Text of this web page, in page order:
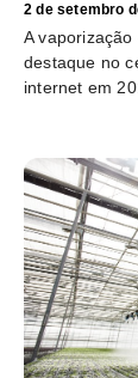
2 de setembro
A
destaque no
internet em